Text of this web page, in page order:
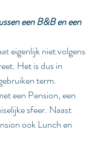
een B&B en een
eigenlijk niet volgens
Het is dus in
term.
een Pension, een
sfeer. Naast
ook Lunch en